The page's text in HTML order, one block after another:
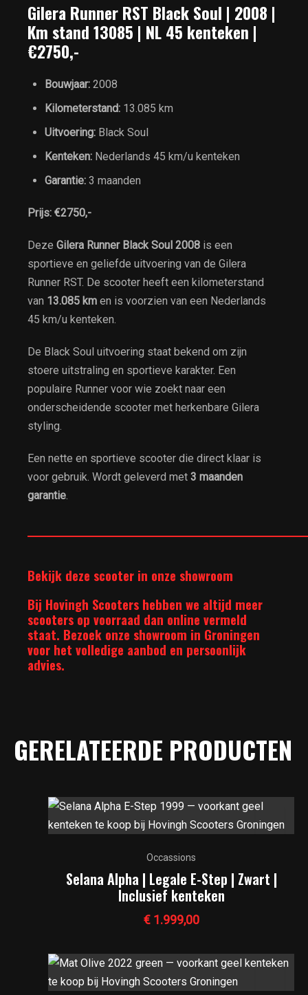
Gilera Runner RST Black Soul | 2008 |
Km stand 13085 | NL 45 kenteken |
€2750,-
Bouwjaar: 2008
Kilometerstand: 13.085 km
Uitvoering: Black Soul
Kenteken: Nederlands 45 km/u kenteken
Garantie: 3 maanden
Prijs: €2750,-
DezeGilera Runner Black Soul 2008 is een
sportieve en geliefde uitvoering van de Gilera
Runner RST. De scooter heeft een kilometerstand
van 13.085 km en is voorzien van een Nederlands
45 km/u kenteken.
De Black Soul uitvoering staat bekend om zijn
stoere uitstraling en sportieve karakter. Een
populaire Runner voor wie zoekt naar een
onderscheidende scooter met herkenbare Gilera
styling.
Een nette en sportieve scooter die direct klaar is
voor gebruik. Wordt geleverd met3 maanden
garantie.
Bekijk deze scooter in onze showroom
Bij Hovingh Scooters hebben we altijd meer
scooters op voorraad dan online vermeld
staat. Bezoek onze showroom in Groningen
voor het volledige aanbod en persoonlijk
advies.
GERELATEERDE PRODUCTEN
Occassions
Selana Alpha | Legale E-Step | Zwart |
Inclusief kenteken
€1.999,00